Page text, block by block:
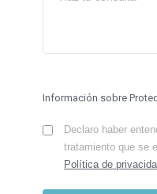
Información sobre
Declaro haber
tratamiento que se
Política de